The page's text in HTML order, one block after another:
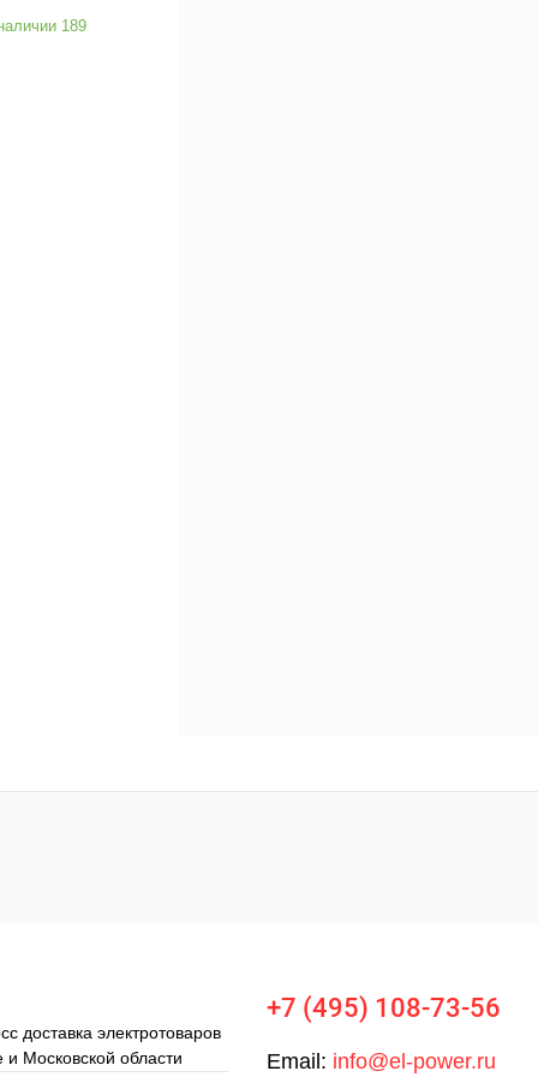
189
доставка электротоваров
и Московской области
+7 (495) 108-73-56
Email: info@el-power.ru